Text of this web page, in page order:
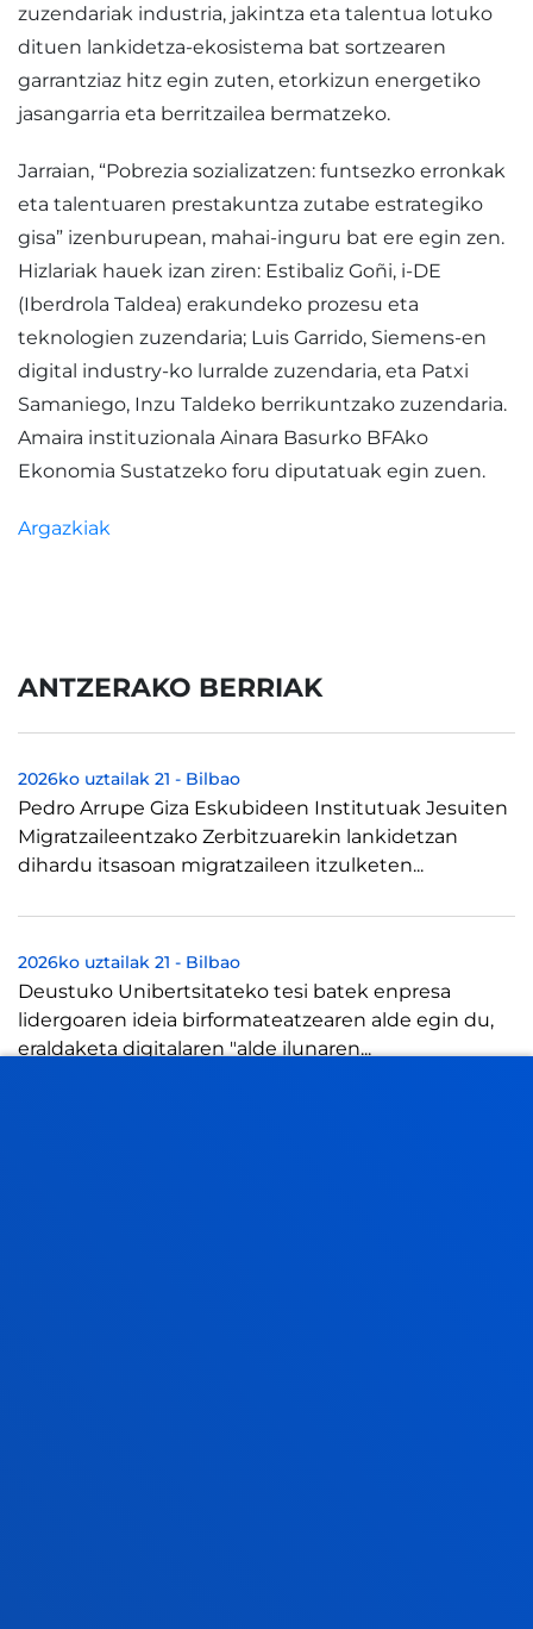
zuzendariak industria, jakintza eta talentua lotuko
dituen lankidetza-ekosistema bat sortzearen
garrantziaz hitz egin zuten, etorkizun energetiko
jasangarria eta berritzailea bermatzeko.
Jarraian, “Pobrezia sozializatzen: funtsezko erronkak
eta talentuaren prestakuntza zutabe estrategiko
gisa” izenburupean, mahai-inguru bat ere egin zen.
Hizlariak hauek izan ziren: Estibaliz Goñi, i-DE
(Iberdrola Taldea) erakundeko prozesu eta
teknologien zuzendaria; Luis Garrido, Siemens-en
digital industry-ko lurralde zuzendaria, eta Patxi
Samaniego, Inzu Taldeko berrikuntzako zuzendaria.
Amaira instituzionala Ainara Basurko BFAko
Ekonomia Sustatzeko foru diputatuak egin zuen.
Argazkiak
ANTZERAKO BERRIAK
2026ko uztailak 21 - Bilbao
Pedro Arrupe Giza Eskubideen Institutuak Jesuiten
Migratzaileentzako Zerbitzuarekin lankidetzan
dihardu itsasoan migratzaileen itzulketen...
2026ko uztailak 21 - Bilbao
Deustuko Unibertsitateko tesi batek enpresa
lidergoaren ideia birformateatzearen alde egin du,
eraldaketa digitalaren "alde ilunaren...